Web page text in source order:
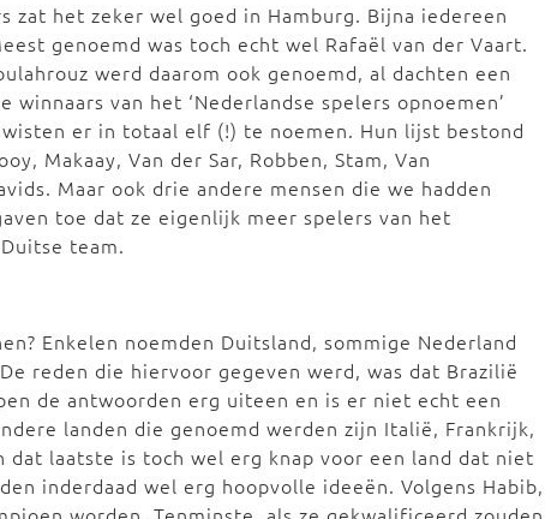
zat het zeker wel goed in Hamburg. Bijna iedereen
genoemd was toch echt wel Rafaël van der Vaart.
werd daarom ook genoemd, al dachten een
van het ‘Nederlandse spelers opnoemen’
er in totaal elf (!) te noemen. Hun lijst bestond
Makaay, Van der Sar, Robben, Stam, Van
Maar ook drie andere mensen die we hadden
toe dat ze eigenlijk meer spelers van het
team.
Enkelen noemden Duitsland, sommige Nederland
reden die hiervoor gegeven werd, was dat Brazilië
de antwoorden erg uiteen en is er niet echt een
landen die genoemd werden zijn Italië, Frankrijk,
dat laatste is toch wel erg knap voor een land dat niet
inderdaad wel erg hoopvolle ideeën. Volgens Habib,